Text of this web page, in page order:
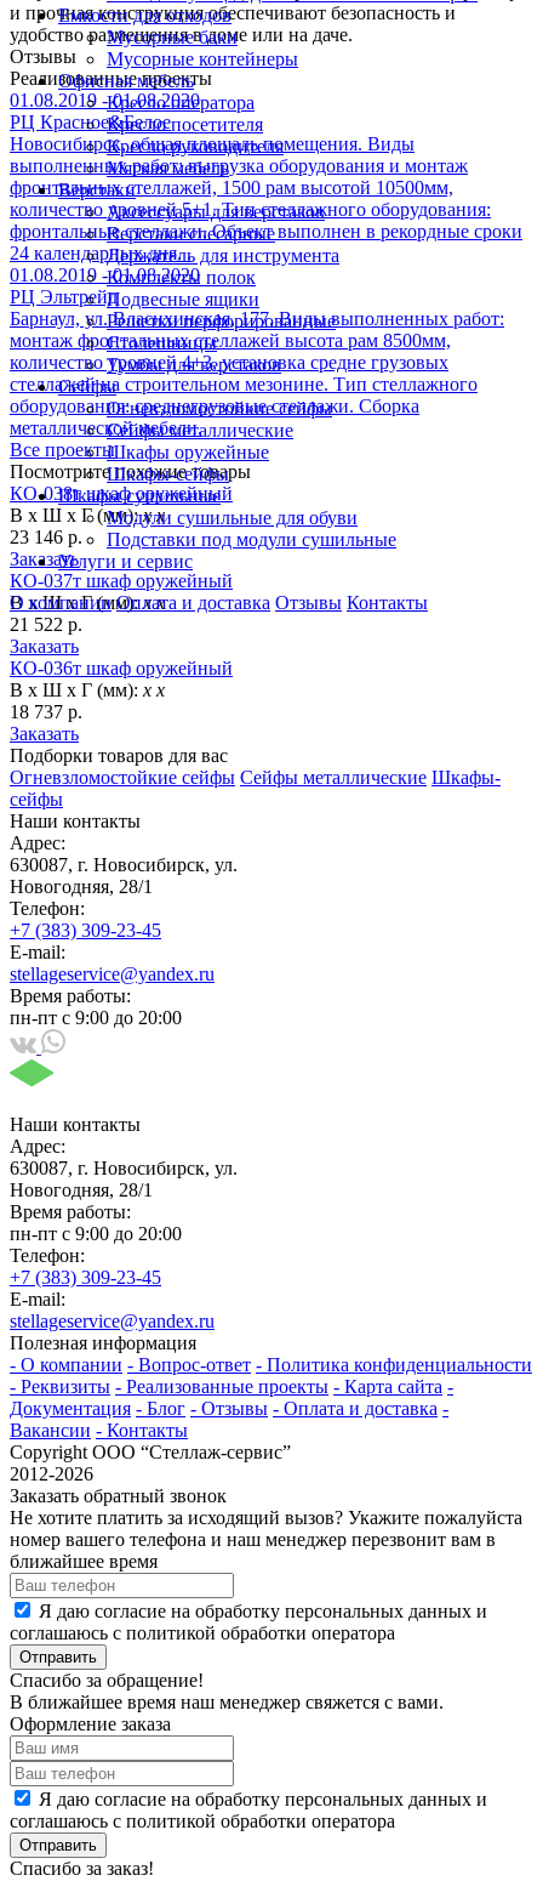
Емкости для отходов
Мусорные баки
Мусорные контейнеры
Офисная мебель
Кресло оператора
Кресло посетителя
Кресло руководителя
Мягкая мебель
Верстаки
Аксессуары для верстаков
Верстаки слесарные
Держатель для инструмента
Комплекты полок
Подвесные ящики
Решетки перфорированные
Столешницы
Тумбы для верстаков
Сейфы
Огневзломостойкие сейфы
Сейфы металлические
Шкафы оружейные
Шкафы-сейфы
Шкафы сушильные
Модули сушильные для обуви
Подставки под модули сушильные
Услуги и сервис
О компании Оплата и доставка Отзывы Контакты
и прочная конструкция обеспечивают безопасность и
удобство размещения в доме или на даче.
Отзывы
Реализованныe проекты
01.08.2019 - 01.08.2020
РЦ Красное&Белое
Новосибирск, общая площадь помещения. Виды
выполненных работ: выгрузка оборудования и монтаж
фронтальных стеллажей, 1500 рам высотой 10500мм,
количество уровней 5+1. Тип стеллажного оборудования:
фронтальные стеллажи. Объект выполнен в рекордные сроки
24 календарных дня. .
01.08.2019 - 01.08.2020
РЦ Эльтрейд
Барнаул, ул. Власихинская, 177. Виды выполненных работ:
монтаж фронтальных стеллажей высота рам 8500мм,
количество уровней 4+3, установка средне грузовых
стеллажей на строительном мезонине. Тип стеллажного
оборудования: среднегрузовые стеллажи. Сборка
металлической мебели.
Все проекты
Посмотрите похожие товары
КО-038т шкаф оружейный
В х Ш х Г (мм):х х
23 146 р.
Заказать
КО-037т шкаф оружейный
В х Ш х Г (мм):х х
21 522 р.
Заказать
КО-036т шкаф оружейный
В х Ш х Г (мм): х х
18 737 р.
Заказать
Подборки товаров для вас
Огневзломостойкие сейфы Сейфы металлические Шкафы-
сейфы
Наши контакты
Адрес:
630087, г. Новосибирск, ул.
Новогодняя, 28/1
Телефон:
+7 (383) 309-23-45
E-mail:
stellageservice@yandex.ru
Время работы:
пн-пт с 9:00 до 20:00
Наши контакты
Адрес:
630087, г. Новосибирск, ул.
Новогодняя, 28/1
Время работы:
пн-пт с 9:00 до 20:00
Телефон:
+7 (383) 309-23-45
E-mail:
stellageservice@yandex.ru
Полезная информация
- О компании - Вопрос-ответ - Политика конфиденциальности
- Реквизиты - Реализованные проекты - Карта сайта -
Документация - Блог - Отзывы - Оплата и доставка -
Вакансии - Контакты
Copyright ООО “Стeллаж-сервис”
2012-2026
Заказать обратный звонок
Не хотите платить за исходящий вызов? Укажите пожалуйста
номер вашего телефона и наш менеджер перезвонит вам в
ближайшее время
Я даю согласие на обработку персональных данных и
соглашаюсь с политикой обработки оператора
Отправить
Спасибо за обращение!
В ближайшее время наш менеджер свяжется с вами.
Оформление заказа
Я даю согласие на обработку персональных данных и
соглашаюсь с политикой обработки оператора
Отправить
Спасибо за заказ!